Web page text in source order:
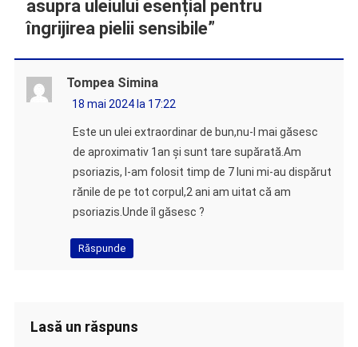
asupra uleiului esențial pentru
îngrijirea pielii sensibile”
Tompea Simina
18 mai 2024 la 17:22
Este un ulei extraordinar de bun,nu-l mai găsesc
de aproximativ 1an și sunt tare supărată.Am
psoriazis, l-am folosit timp de 7 luni mi-au dispărut
rănile de pe tot corpul,2 ani am uitat că am
psoriazis.Unde îl găsesc ?
Răspunde
Lasă un răspuns